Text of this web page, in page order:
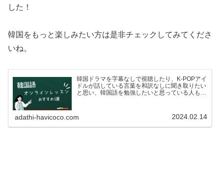
した！
韓国をもっと楽しみたい方は是非チェックしてみてくださ
いね。
韓国ドラマを字幕なしで視聴したり、K-POPアイ
ドルが話している言葉を和訳なしに聞き取りたい
と思い、韓国語を勉強したいと思っている人も多
adathi-havicoco.com 2024.02.14